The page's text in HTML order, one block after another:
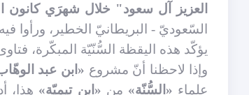
العزيز آل سعود" خلال شهرَي كانون
السّعوديّ - البريطانيّ الخطير، ورأوا
يؤكّد هذه اليقظة السُّنّيّة المبكّرة،
وإذا لاحظنا أنّ مشروع «ابن عبد
علماء «السُّنّة» من «ابن تيميّة» هذا،